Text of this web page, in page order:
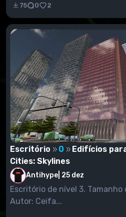
75 0 2
Escritório 0
Edifícios
Cities: Skylines
Antihype 25 dez
Escritório de nível 3. Tamanho do edifício 4x4 Moda
Autor: Ceifa...